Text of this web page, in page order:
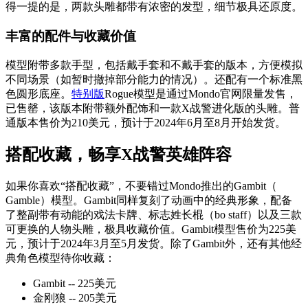
得一提的是，两款头雕都带有浓密的发型，细节极具还原度。
丰富的配件与收藏价值
模型附带多款手型，包括戴手套和不戴手套的版本，方便模拟
不同场景（如暂时撤掉部分能力的情况）。还配有一个标准黑
色圆形底座。 特别版Rogue模型是通过Mondo官网限量发售，
已售罄，该版本附带额外配饰和一款X战警进化版的头雕。普
通版本售价为210美元，预计于2024年6月至8月开始发货。
搭配收藏，畅享X战警英雄阵容
如果你喜欢“搭配收藏”，不要错过Mondo推出的Gambit（
Gamble）模型。Gambit同样复刻了动画中的经典形象，配备
了整副带有动能的戏法卡牌、标志姓长棍（bo staff）以及三款
可更换的人物头雕，极具收藏价值。Gambit模型售价为225美
元，预计于2024年3月至5月发货。除了Gambit外，还有其他经
典角色模型待你收藏：
Gambit -- 225美元
金刚狼 -- 205美元